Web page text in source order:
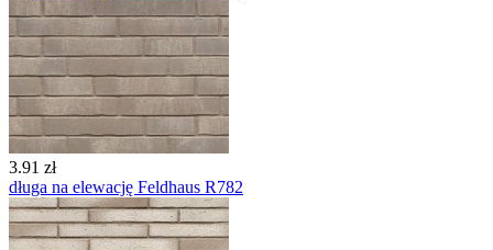
3.91 zł
długa na elewację Feldhaus R782